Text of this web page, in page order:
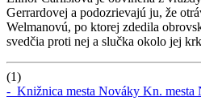
Gerrardovej a podozrievajú ju, že
Welmanovú, po ktorej zdedila
svedčia proti nej a slučka okolo jej
(1)
- Knižnica mesta Nováky Kn. mesta